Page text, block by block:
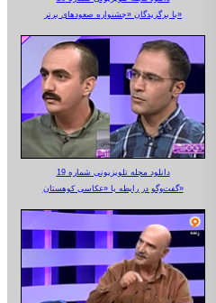
با برگزیدگان «جشنواره صعودهای برتر»
دانلود مجله تلویزیونی شماره 19
گفت‌وگو در رابطه با «عکاسی کوهستان»